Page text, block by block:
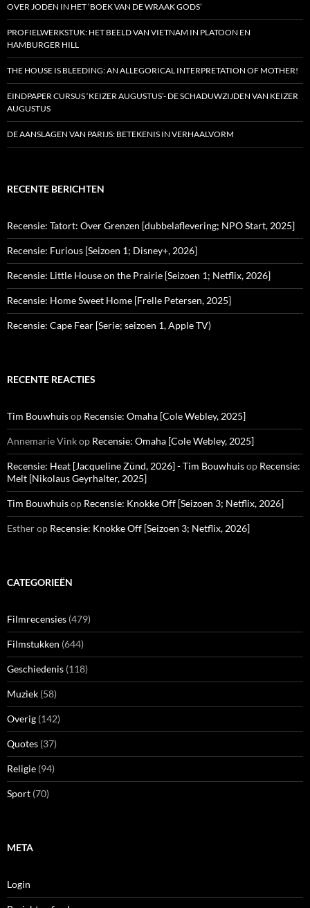
OVER JODEN IN HET ‘BOEK VAN DE WRAAK GODS’
PROFIELWERKSTUK: HET BEELD VAN VIETNAM IN PLATOON EN
HAMBURGER HILL
THE HOUSE IS BLEEDING: AN ALLEGORICAL INTERPRETATION OF MOTHER!
EINDPAPER CURSUS ‘KEIZER AUGUSTUS’- DE SCHADUWZIJDEN VAN KEIZER
AUGUSTUS
DE AANSLAGEN VAN PARIJS: BETEKENIS IN VERHAALVORM
RECENTE BERICHTEN
Recensie: Tatort: Over Grenzen [dubbelaflevering; NPO Start, 2025]
Recensie: Furious [Seizoen 1; Disney+, 2026]
Recensie: Little House on the Prairie [Seizoen 1; Netflix, 2026]
Recensie: Home Sweet Home [Frelle Petersen, 2025]
Recensie: Cape Fear [Serie; seizoen 1, Apple TV)
RECENTE REACTIES
Tim Bouwhuisop Recensie: Omaha [Cole Webley, 2025]
Annemarie Vinkop Recensie: Omaha [Cole Webley, 2025]
Recensie: Heat [Jacqueline Zünd, 2026] - Tim Bouwhuisop Recensie:
Melt [Nikolaus Geyrhalter, 2025]
Tim Bouwhuisop Recensie: Knokke Off [Seizoen 3; Netflix, 2026]
Estherop Recensie: Knokke Off [Seizoen 3; Netflix, 2026]
CATEGORIEËN
Filmrecensies (479)
Filmstukken (644)
Geschiedenis (118)
Muziek (58)
Overig (142)
Quotes (37)
Religie (94)
Sport (70)
META
Login